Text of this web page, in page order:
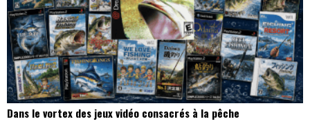
Dans le vortex des jeux vidéo consacrés à la pêche